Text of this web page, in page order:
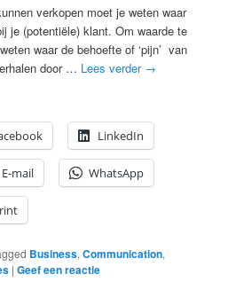
verkopen moet je weten waar
je (potentiële) klant. Om waarde te
waar de behoefte of ‘pijn’ van
door … Lees verder →
LinkedIn
E-mail WhatsApp
Business,Communication,
|Geef een reactie